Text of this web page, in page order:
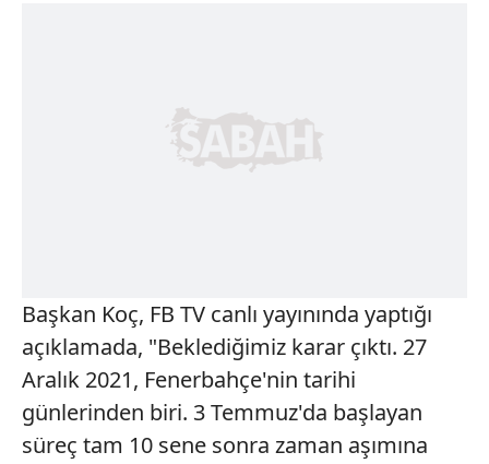
Başkan Koç, FB TV canlı yayınında yaptığı
açıklamada, "Beklediğimiz karar çıktı. 27
Aralık 2021, Fenerbahçe'nin tarihi
günlerinden biri. 3 Temmuz'da başlayan
süreç tam 10 sene sonra zaman aşımına